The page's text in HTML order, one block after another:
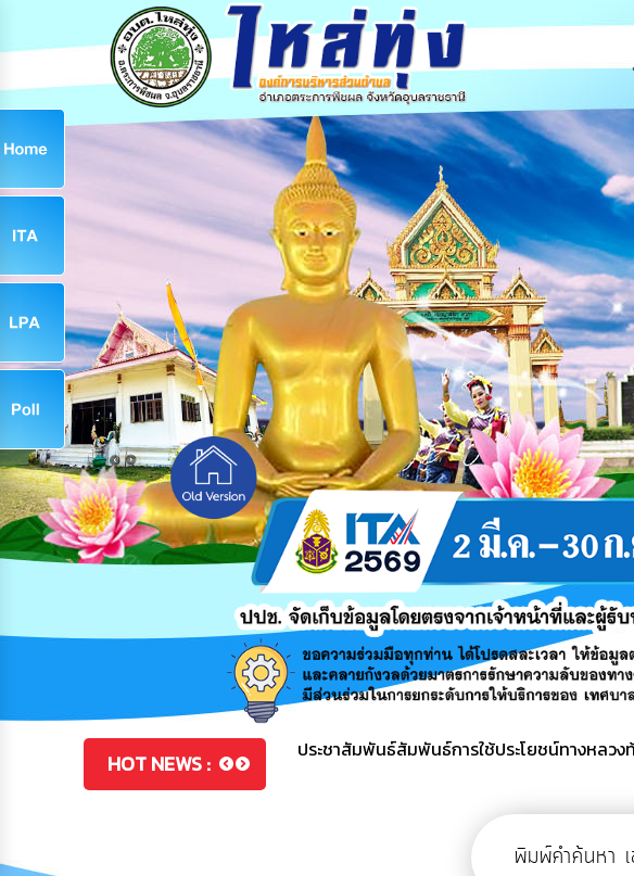
HOT NEWS : โครงการอบรมให้ความรู้สิทธิประโยชน์ สวัสดิการ
โครงการพัฒนาศักยภาพส่งเสริมอาชีพให้กับคนพิ
ประชาสัมพันธ์สัมพันธ์การใช้ประโยชน์ทางหลวง